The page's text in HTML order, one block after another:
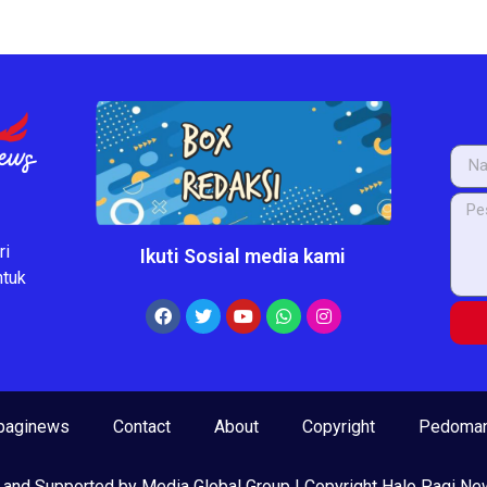
Ikuti Sosial media kami
Contact About Copyright